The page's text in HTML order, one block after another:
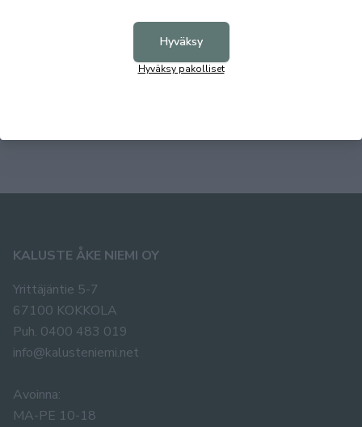
Delux Airella pallokuitutyyny 50x60 cm
KALUSTE ÅKE NIEMI OY
Yrittäjäntie 5-7
67100 KOKKOLA
Puh. 0400 483 019
info@kalusteniemi.net
Avoinna:
MA-PE 10-18
Hyväksy
Hyväksy pakolliset